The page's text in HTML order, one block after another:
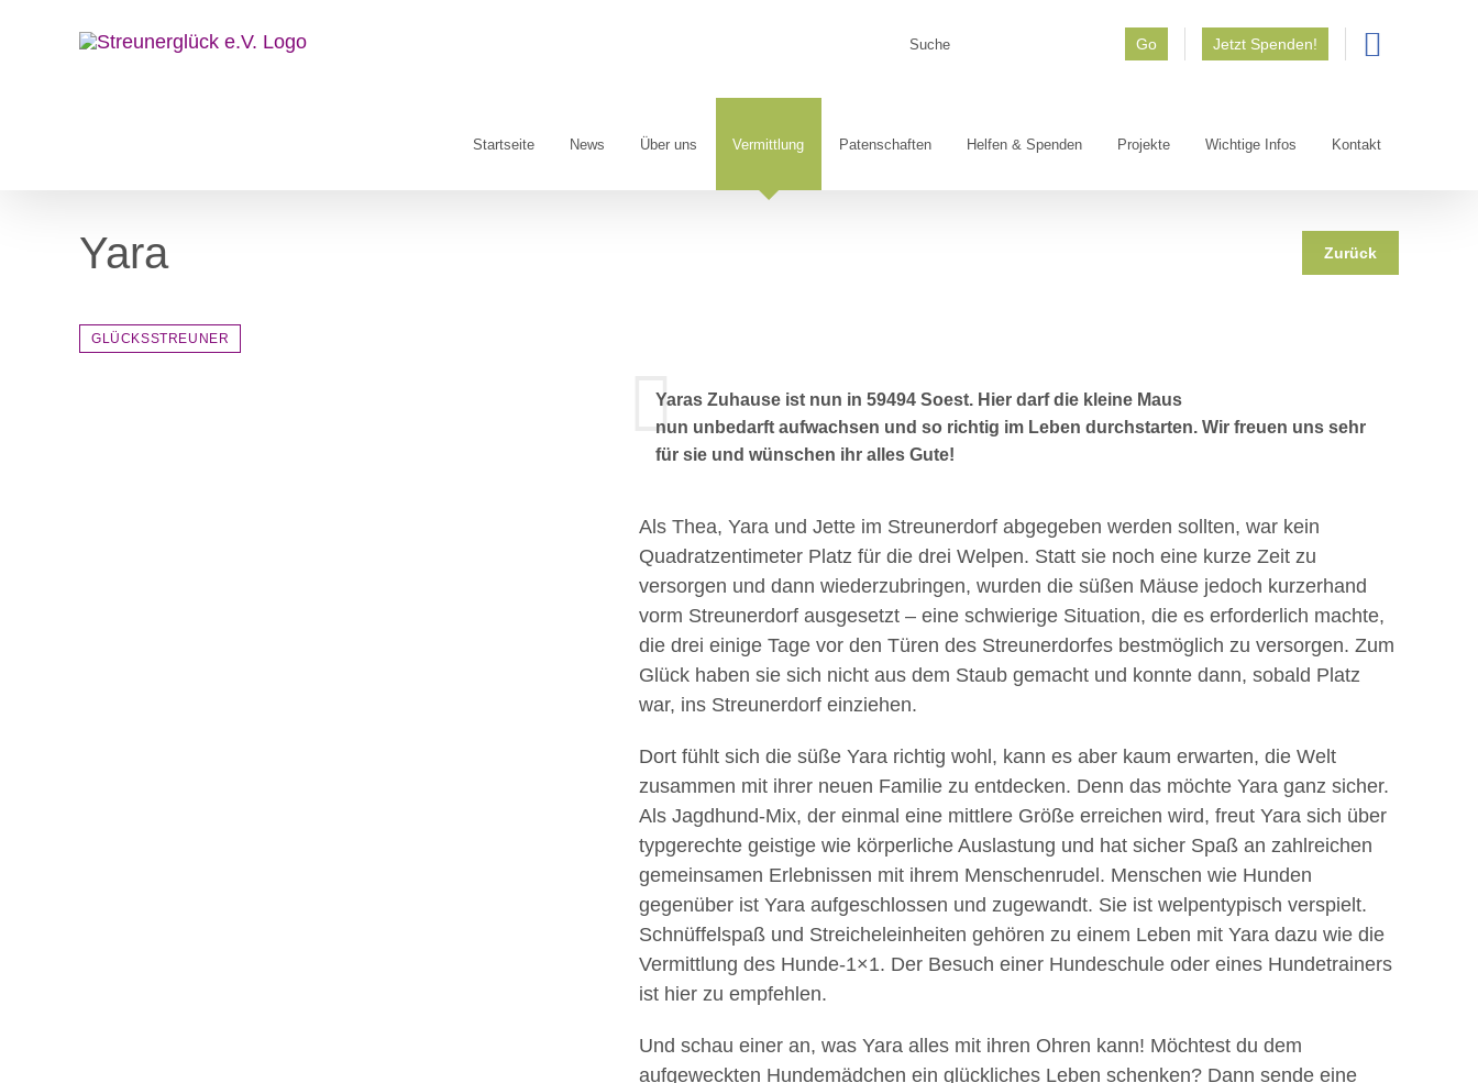
Go Jetzt Spenden!
Startseite News Über uns Vermittlung Patenschaften Helfen & Spenden Projekte Wichtige Infos Kontakt
Yara Zurück
GLÜCKSSTREUNER
Yaras Zuhause ist nun in 59494 Soest. Hier darf die kleine Maus
nun unbedarft aufwachsen und so richtig im Leben durchstarten. Wir freuen uns sehr
für sie und wünschen ihr alles Gute!
Als Thea, Yara und Jette im Streunerdorf abgegeben werden sollten, war kein
Quadratzentimeter Platz für die drei Welpen. Statt sie noch eine kurze Zeit zu
versorgen und dann wiederzubringen, wurden die süßen Mäuse jedoch kurzerhand
vorm Streunerdorf ausgesetzt – eine schwierige Situation, die es erforderlich machte,
die drei einige Tage vor den Türen des Streunerdorfes bestmöglich zu versorgen. Zum
Glück haben sie sich nicht aus dem Staub gemacht und konnte dann, sobald Platz
war, ins Streunerdorf einziehen.
Dort fühlt sich die süße Yara richtig wohl, kann es aber kaum erwarten, die Welt
zusammen mit ihrer neuen Familie zu entdecken. Denn das möchte Yara ganz sicher.
Als Jagdhund-Mix, der einmal eine mittlere Größe erreichen wird, freut Yara sich über
typgerechte geistige wie körperliche Auslastung und hat sicher Spaß an zahlreichen
gemeinsamen Erlebnissen mit ihrem Menschenrudel. Menschen wie Hunden
gegenüber ist Yara aufgeschlossen und zugewandt. Sie ist welpentypisch verspielt.
Schnüffelspaß und Streicheleinheiten gehören zu einem Leben mit Yara dazu wie die
Vermittlung des Hunde-1×1. Der Besuch einer Hundeschule oder eines Hundetrainers
ist hier zu empfehlen.
Und schau einer an, was Yara alles mit ihren Ohren kann! Möchtest du dem
aufgeweckten Hundemädchen ein glückliches Leben schenken? Dann sende eine